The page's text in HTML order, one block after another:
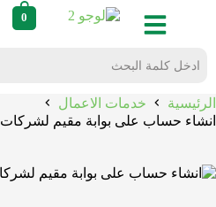
0
الرئيسية
خدمات الاعمال
انشاء حساب على بوابة مقيم لشركات